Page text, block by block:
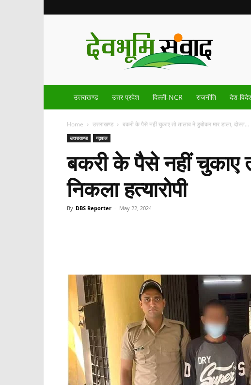
Devbhoomisamvad.com
उत्तराखण्ड उत्तर प्रदेश दिल्ली-NCR राजनीति देश-
Home उत्तराखण्ड बकरी के पैसे नहीं चुकाए तो तालाब में डुबोकर मार डाला, दोस्त...
उत्तराखण्ड गढ़वाल
बकरी के पैसे नहीं चुकाए
निकला हत्यारोपी
By DBS Reporter - May 22, 2024